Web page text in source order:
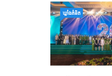
ឃ្លាំង​គំនិត